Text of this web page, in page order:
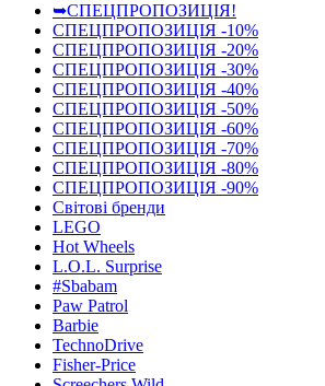
➥СПЕЦПРОПОЗИЦІЯ!
СПЕЦПРОПОЗИЦІЯ -10%
СПЕЦПРОПОЗИЦІЯ -20%
СПЕЦПРОПОЗИЦІЯ -30%
СПЕЦПРОПОЗИЦІЯ -40%
СПЕЦПРОПОЗИЦІЯ -50%
СПЕЦПРОПОЗИЦІЯ -60%
СПЕЦПРОПОЗИЦІЯ -70%
СПЕЦПРОПОЗИЦІЯ -80%
СПЕЦПРОПОЗИЦІЯ -90%
Світові бренди
LEGO
Hot Wheels
L.O.L. Surprise
#Sbabam
Paw Patrol
Barbie
TechnoDrive
Fisher-Price